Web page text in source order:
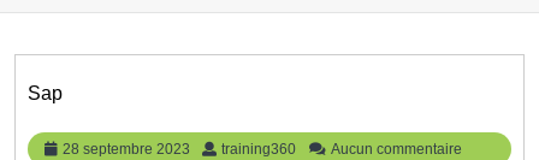
Sap
28 septembre 2023
28 training360 training360
Aucun commentaire